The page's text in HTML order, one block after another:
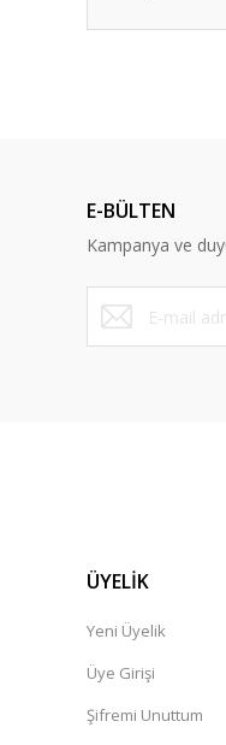
E-BÜLTEN
Kampanya ve
ÜYELİK
Yeni Üyelik
Üye Girişi
Şifremi Unuttum